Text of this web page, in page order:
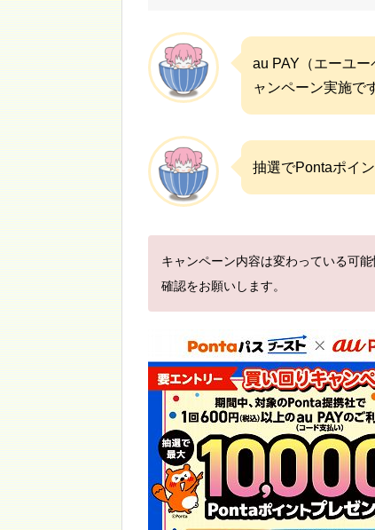
au PAY（エーユ
ャンペーン実施で
抽選でPontaポイ
キャンペーン内容は変わっている可
確認をお願いします。